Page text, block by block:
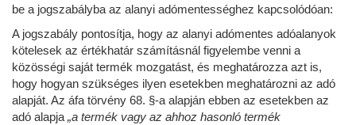
be a jogszabályba az alanyi adómentességhez kapcsolódóan:
A jogszabály pontosítja, hogy az alanyi adómentes adóalanyok
kötelesek az értékhatár számításnál figyelembe venni a
közösségi saját termék mozgatást, és meghatározza azt is,
hogy hogyan szükséges ilyen esetekben meghatározni az adó
alapját. Az áfa törvény 68. §-a alapján ebben az esetekben az
adó alapja „a termék vagy az ahhoz hasonló termék